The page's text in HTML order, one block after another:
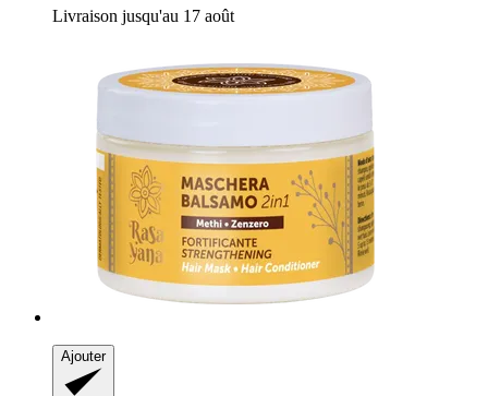
Livraison jusqu'au 17 août
Ajouter